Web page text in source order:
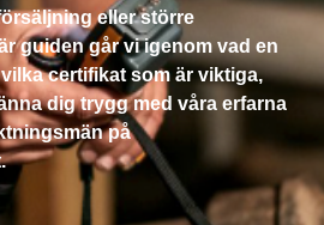
eller större
guiden går vi igenom vad en
certifikat som är viktiga,
dig trygg med våra erfarna
på